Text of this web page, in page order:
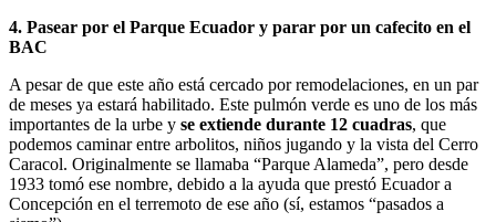
4. Pasear por el Parque Ecuador y parar por un cafecito en el
BAC
A pesar de que este año está cercado por remodelaciones, en un par
de meses ya estará habilitado. Este pulmón verde es uno de los más
importantes de la urbe y se extiende durante 12 cuadras, que
podemos caminar entre arbolitos, niños jugando y la vista del Cerro
Caracol. Originalmente se llamaba “Parque Alameda”, pero desde
1933 tomó ese nombre, debido a la ayuda que prestó Ecuador a
Concepción en el terremoto de ese año (sí, estamos “pasados a